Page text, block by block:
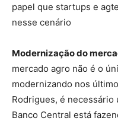
papel que startups e
nesse cenário
Modernização do
mercado agro não é o
modernizando nos
Rodrigues, é necessário
Banco Central está